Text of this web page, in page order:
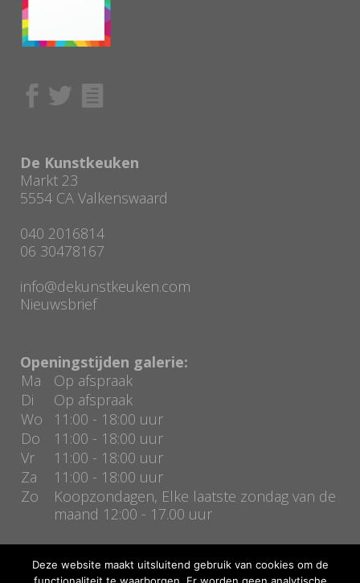
De Kunstkeuken
Markt 23
5554 CA Valkenswaard
040 2016814
06 30478167
info@dekunstkeuken.com
Nieuwsbrief
Openingstijden galerie:
Ma
Op afspraak
Di
Op afspraak
Wo
11:00 - 18:00 uur
Do
11:00 - 18:00 uur
Vr
11:00 - 18:00 uur
Za
11:00 - 18:00 uur
Zo
Koopzondagen, Elke laatste zondag van de
maand 12:00 - 17.00 uur
Deze website maakt uitsluitend gebruik van cookies om de